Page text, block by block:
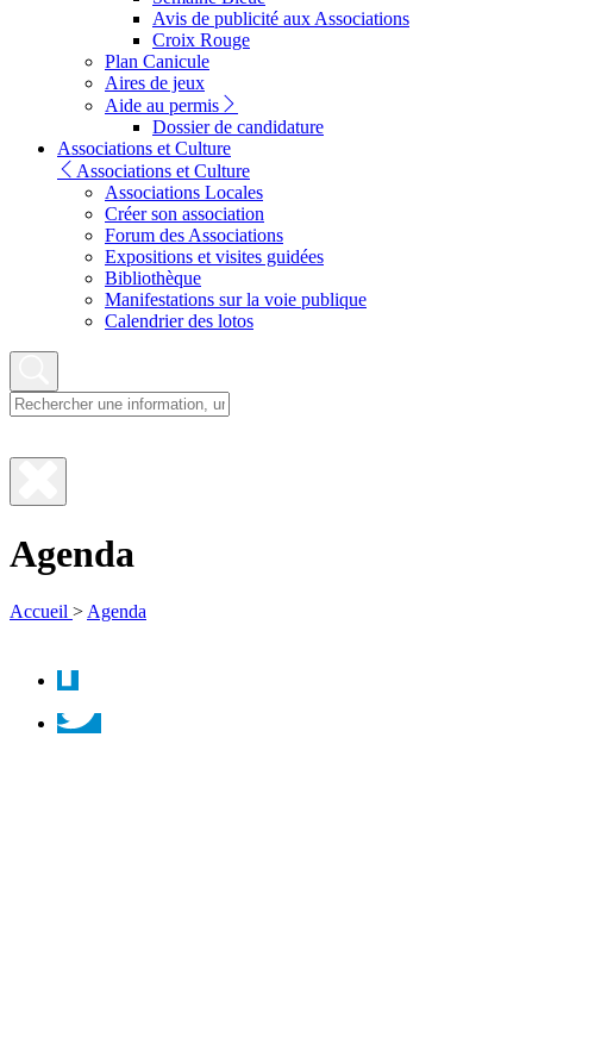
Avis de publicité aux Associations
Croix Rouge
Plan Canicule
Aires de jeux
Aide au permis
Dossier de candidature
Associations et Culture
Associations et Culture
Associations Locales
Créer son association
Forum des Associations
Expositions et visites guidées
Bibliothèque
Manifestations sur la voie publique
Calendrier des lotos
Fermer
recherche
Agenda
Accueil > Agenda